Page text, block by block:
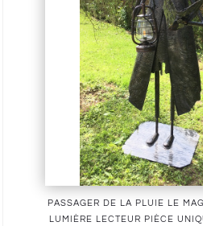
passager de la pluie le
lumière lecteur pièce